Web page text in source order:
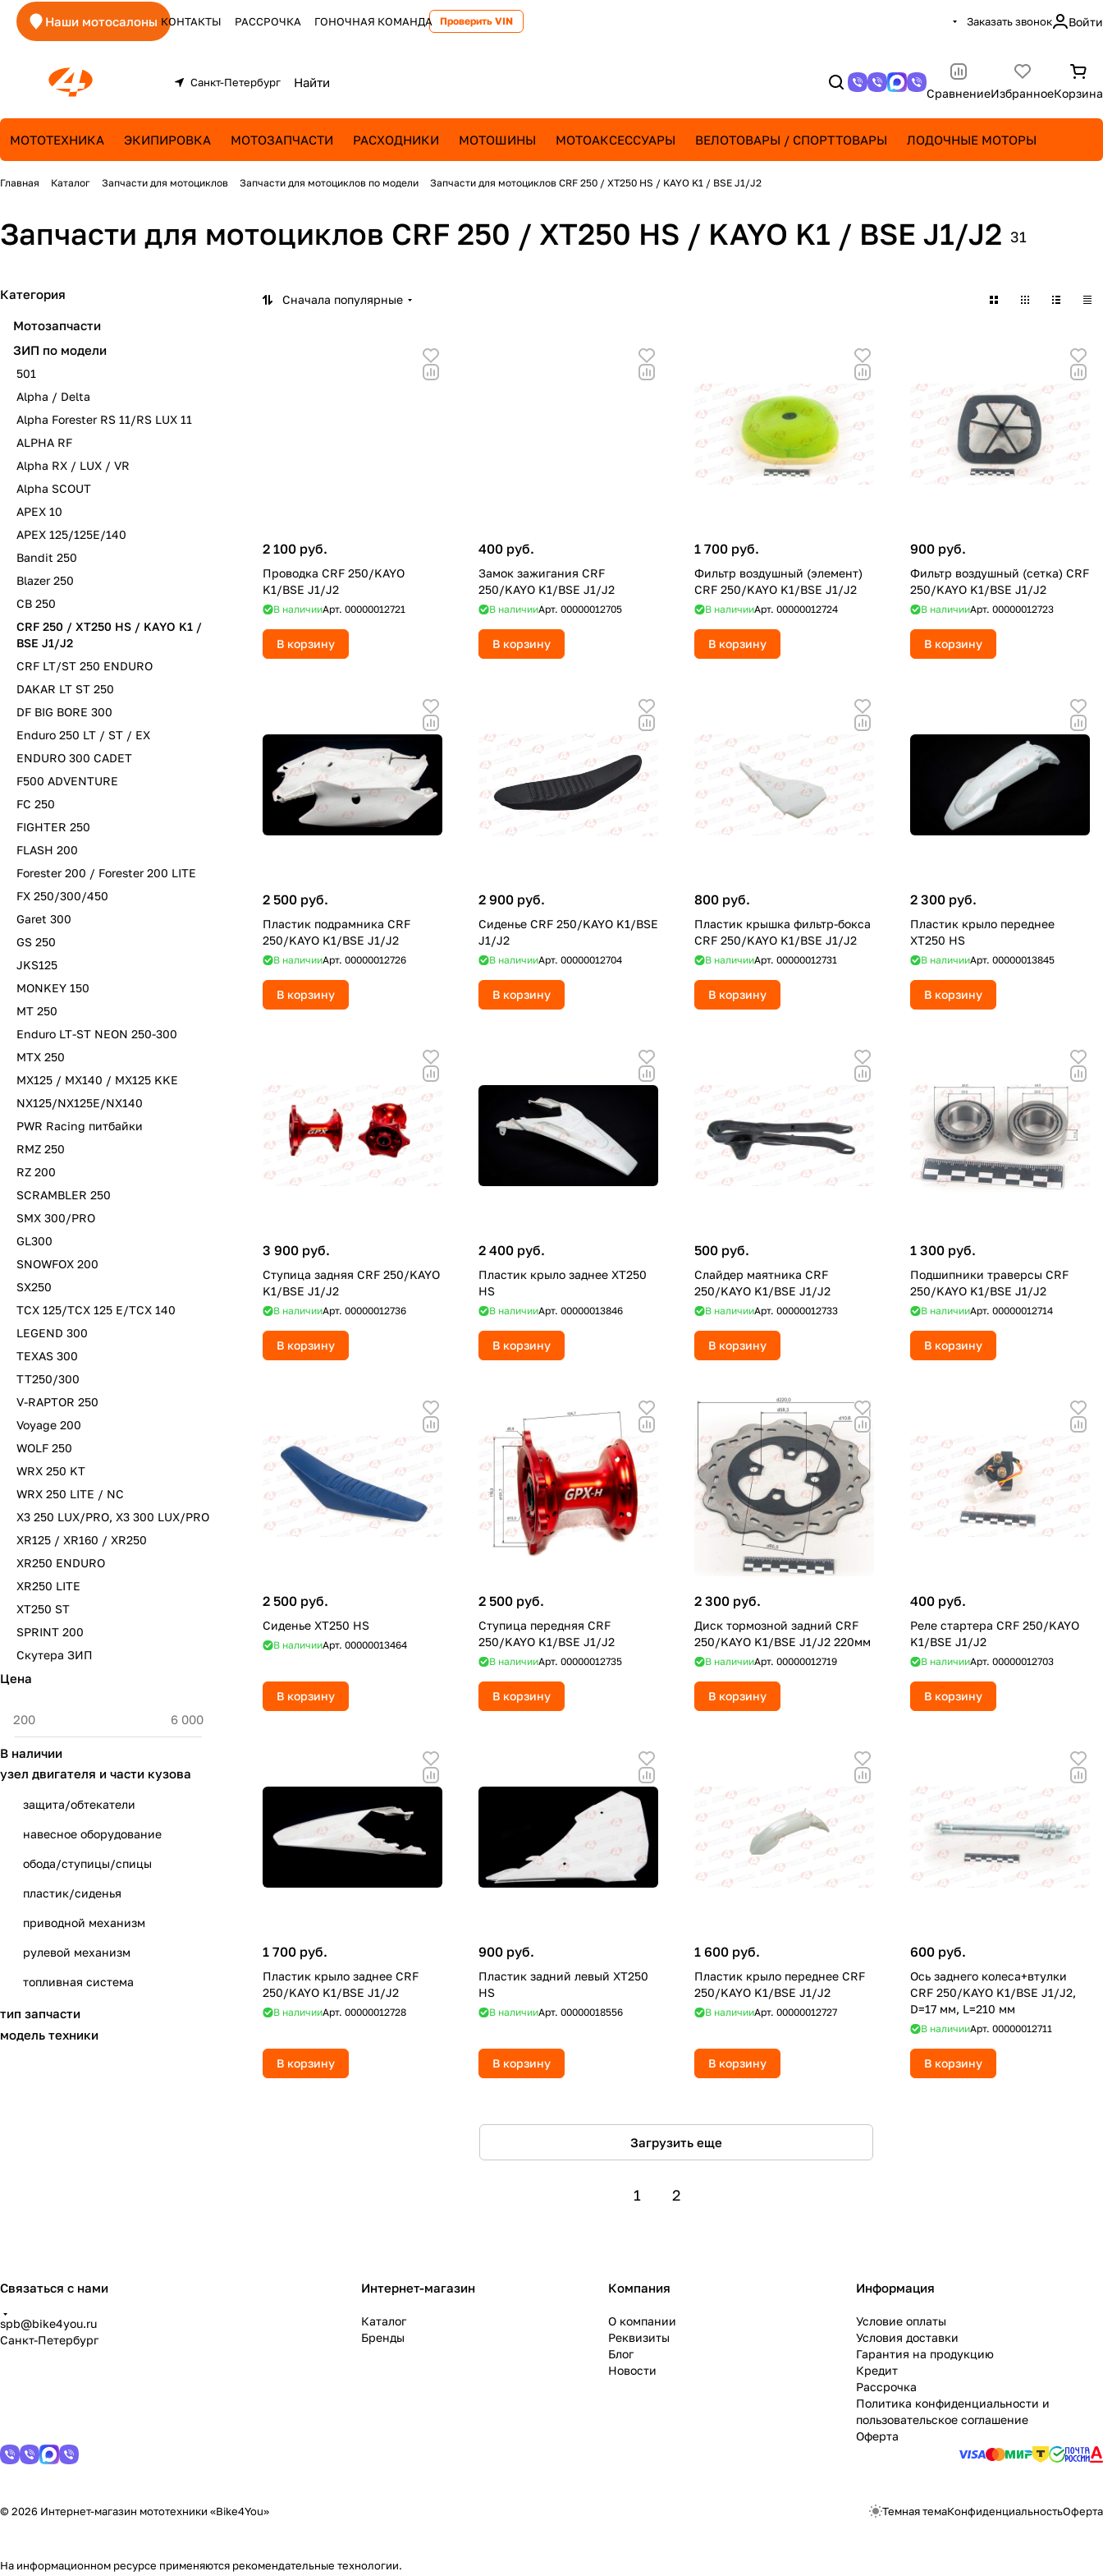
Наши мотосалоны КОНТАКТЫ РАССРОЧКА ГОНОЧНАЯ КОМАНДА Проверить VIN Заказать звонок Войти
Санкт-Петербург
СравнениеИзбранноеКорзина
МОТОТЕХНИКА ЭКИПИРОВКА МОТОЗАПЧАСТИ РАСХОДНИКИ МОТОШИНЫ МОТОАКСЕССУАРЫ ВЕЛОТОВАРЫ / СПОРТТОВАРЫ ЛОДОЧНЫЕ МОТОРЫ
Главная Каталог Запчасти для мотоциклов Запчасти для мотоциклов по модели Запчасти для мотоциклов CRF 250 / XT250 HS / KAYO K1 / BSE J1/J2
Запчасти для мотоциклов CRF 250 / XT250 HS / KAYO K1 / BSE J1/J2 31
Сначала популярные
2 100 руб.
Проводка CRF 250/KAYO
K1/BSE J1/J2
В наличииАрт. 00000012721
В корзину
400 руб.
Замок зажигания CRF
250/KAYO K1/BSE J1/J2
В наличииАрт. 00000012705
В корзину
1 700 руб.
Фильтр воздушный (элемент)
CRF 250/KAYO K1/BSE J1/J2
В наличииАрт. 00000012724
В корзину
900 руб.
Фильтр воздушный (сетка) CRF
250/KAYO K1/BSE J1/J2
В наличииАрт. 00000012723
В корзину
2 500 руб.
Пластик подрамника CRF
250/KAYO K1/BSE J1/J2
В наличииАрт. 00000012726
В корзину
2 900 руб.
Сиденье CRF 250/KAYO K1/BSE
J1/J2
В наличииАрт. 00000012704
В корзину
800 руб.
Пластик крышка фильтр-бокса
CRF 250/KAYO K1/BSE J1/J2
В наличииАрт. 00000012731
В корзину
2 300 руб.
Пластик крыло переднее
XT250 HS
В наличииАрт. 00000013845
В корзину
3 900 руб.
Ступица задняя CRF 250/KAYO
K1/BSE J1/J2
В наличииАрт. 00000012736
В корзину
2 400 руб.
Пластик крыло заднее XT250
HS
В наличииАрт. 00000013846
В корзину
500 руб.
Слайдер маятника CRF
250/KAYO K1/BSE J1/J2
В наличииАрт. 00000012733
В корзину
1 300 руб.
Подшипники траверсы CRF
250/KAYO K1/BSE J1/J2
В наличииАрт. 00000012714
В корзину
2 500 руб.
Сиденье XT250 HS
В наличииАрт. 00000013464
В корзину
2 500 руб.
Ступица передняя CRF
250/KAYO K1/BSE J1/J2
В наличииАрт. 00000012735
В корзину
2 300 руб.
Диск тормозной задний CRF
250/KAYO K1/BSE J1/J2 220мм
В наличииАрт. 00000012719
В корзину
400 руб.
Реле стартера CRF 250/KAYO
K1/BSE J1/J2
В наличииАрт. 00000012703
В корзину
1 700 руб.
Пластик крыло заднее CRF
250/KAYO K1/BSE J1/J2
В наличииАрт. 00000012728
В корзину
900 руб.
Пластик задний левый XT250
HS
В наличииАрт. 00000018556
В корзину
1 600 руб.
Пластик крыло переднее CRF
250/KAYO K1/BSE J1/J2
В наличииАрт. 00000012727
В корзину
600 руб.
Ось заднего колеса+втулки
CRF 250/KAYO K1/BSE J1/J2,
D=17 мм, L=210 мм
В наличииАрт. 00000012711
В корзину
Загрузить еще
1 2
Категория
Мотозапчасти
ЗИП по модели
501
Alpha / Delta
Alpha Forester RS 11/RS LUX 11
ALPHA RF
Alpha RX / LUX / VR
Alpha SCOUT
APEX 10
APEX 125/125E/140
Bandit 250
Blazer 250
CB 250
CRF 250 / XT250 HS / KAYO K1 /
BSE J1/J2
CRF LT/ST 250 ENDURO
DAKAR LT ST 250
DF BIG BORE 300
Enduro 250 LT / ST / EX
ENDURO 300 CADET
F500 ADVENTURE
FC 250
FIGHTER 250
FLASH 200
Forester 200 / Forester 200 LITE
FX 250/300/450
Garet 300
GS 250
JKS125
MONKEY 150
MT 250
Enduro LT-ST NEON 250-300
MTX 250
MX125 / MX140 / MX125 KKE
NX125/NX125E/NX140
PWR Racing питбайки
RMZ 250
RZ 200
SCRAMBLER 250
SMX 300/PRO
GL300
SNOWFOX 200
SX250
TCX 125/TCX 125 E/TCX 140
LEGEND 300
TEXAS 300
TT250/300
V-RAPTOR 250
Voyage 200
WOLF 250
WRX 250 KT
WRX 250 LITE / NC
X3 250 LUX/PRO, X3 300 LUX/PRO
XR125 / XR160 / XR250
XR250 ENDURO
XR250 LITE
XT250 ST
SPRINT 200
Скутера ЗИП
Цена
В наличии
узел двигателя и части кузова
защита/обтекатели
навесное оборудование
обода/ступицы/спицы
пластик/сиденья
приводной механизм
рулевой механизм
топливная система
тормозная система
фильтры воздушные
тип запчасти
модель техники
Связаться с нами
spb@bike4you.ru
Санкт-Петербург
Интернет-магазин
Каталог
Бренды
Компания
О компании
Реквизиты
Блог
Новости
Информация
Условие оплаты
Условия доставки
Гарантия на продукцию
Кредит
Рассрочка
Политика конфиденциальности и
пользовательское соглашение
Оферта
© 2026 Интернет-магазин мототехники «Bike4You» Темная темаКонфиденциальностьОферта
На информационном ресурсе применяются рекомендательные технологии.